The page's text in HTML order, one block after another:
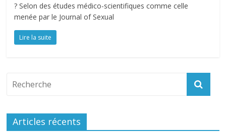
? Selon des études médico-scientifiques comme celle
menée par le Journal of Sexual
Lire la suite
Articles récents